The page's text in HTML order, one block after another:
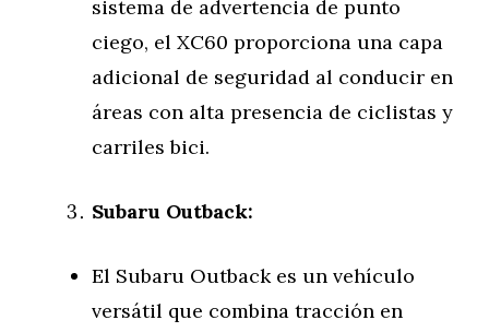
sistema de advertencia de punto
ciego, el XC60 proporciona una capa
adicional de seguridad al conducir en
áreas con alta presencia de ciclistas y
carriles bici.
Subaru Outback:
El Subaru Outback es un vehículo
versátil que combina tracción en